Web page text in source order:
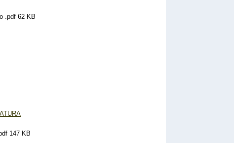
.pdf 62 KB
147 KB